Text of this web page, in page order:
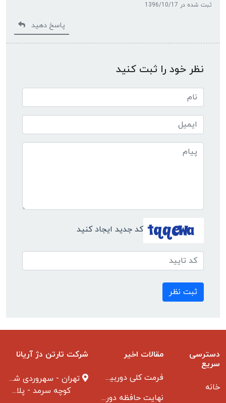
ثبت شده در 1396/10/17
پاسخ دهید
نظر خود را ثبت کنید
کد جدید ایجاد کنید
ثبت نظر
دسترسی
سریع
خانه
مقالات اخیر
فرمت کلی دوربین مدار بسته
نهایت حافظه دوربین مدار بسته
شرکت تارتن دژ آریانا
تهران - سهروردی شمالی
کوچه سرمد - پلاک ۱ - طبقه ۳